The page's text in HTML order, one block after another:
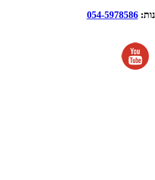
054-5978586